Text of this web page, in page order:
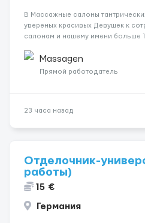
В Массажные салоны
увереных красивых Девушек к
салонам и нашему имени больше
заработная плата 💚Мы
incall / Out...
Massagen
Прямой работодатель
23 часа назад
Отделочник-
работы)
15 €
Германия